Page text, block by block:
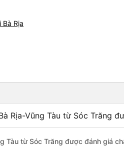
Rịa
Rịa-Vũng Tàu từ Sóc Trăng
Tàu từ Sóc Trăng được đánh giá